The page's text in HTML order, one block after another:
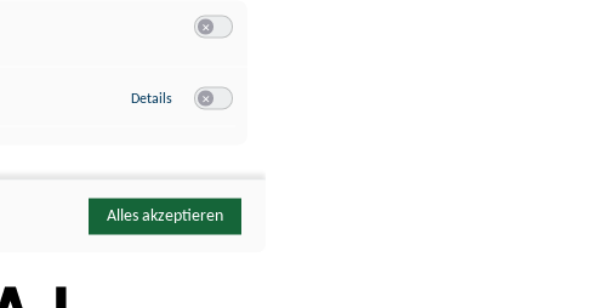
Details zu YouTube
Alles akzeptieren